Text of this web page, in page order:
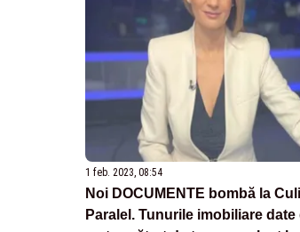
1 feb. 2023, 08:54
Noi DOCUMENTE bombă la
Paralel. Tunurile imobiliare date